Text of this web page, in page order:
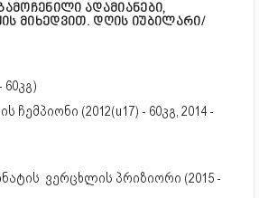
ადამიანები,
მიხედვით. დღის იუბილარი/
ჩემპიონი (2012(u17) - 60კგ, 2014 -
ვერცხლის პრიზიორი (2015 -